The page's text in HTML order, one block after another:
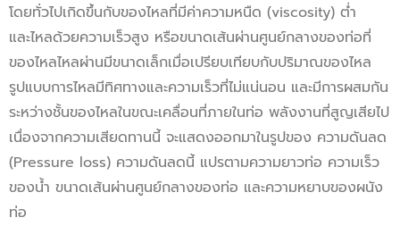
โดยทั่วไปเกิดขึ้นกับของไหลที่มีค่าความหนืด (viscosity) ต่ำ
และไหลด้วยความเร็วสูง หรือขนาดเส้นผ่านศูนย์กลางของท่อที่
ของไหลไหลผ่านมีขนาดเล็กเมื่อเปรียบเทียบกับปริมาณของไหล
รูปแบบการไหลมีทิศทางและความเร็วที่ไม่แน่นอน และมีการผสมกัน
ระหว่างชั้นของไหลในขณะเคลื่อนที่ภายในท่อ พลังงานที่สูญเสียไป
เนื่องจากความเสียดทานนี้ จะแสดงออกมาในรูปของ ความดันลด
(Pressure loss) ความดันลดนี้ แปรตามความยาวท่อ ความเร็ว
ของน้ำ ขนาดเส้นผ่านศูนย์กลางของท่อ และความหยาบของผนัง
ท่อ